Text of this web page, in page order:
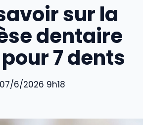
sur la
dentaire
7 dents
07/6/2026 9h18